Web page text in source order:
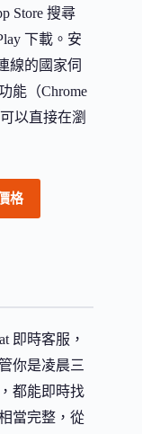
Store 搜尋
下載。安
線的國家伺
能（Chrome
以直接在瀏
格
即時客服，
你是凌晨三
都能即時找
當完整，從